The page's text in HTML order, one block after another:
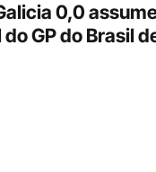
0,0
GP do Brasil